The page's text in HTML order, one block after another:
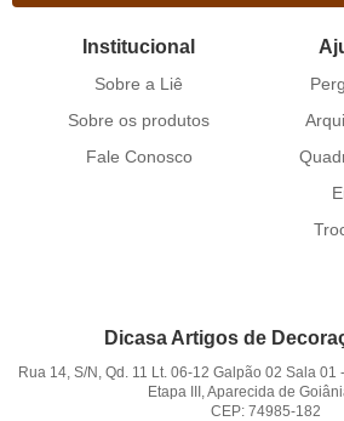
Institucional
Sobre a Liê
Sobre os produtos
Fale Conosco
Dicasa Artigos de
Rua 14, S/N, Qd. 11 Lt. 06-12 Galpão 02 Sala 01 -
Etapa III, Aparecida de
CEP: 74985-182